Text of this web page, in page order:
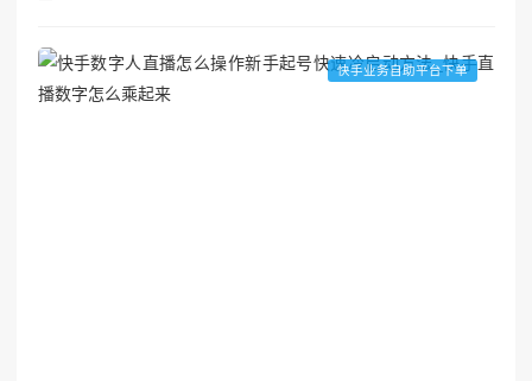
直播投屏到大屏设备观看的完整流程。视涨阁## 一、准备工作
### （一）设备准备1. **大屏设备**：常见的如智能电...
快手业务自助平台下单